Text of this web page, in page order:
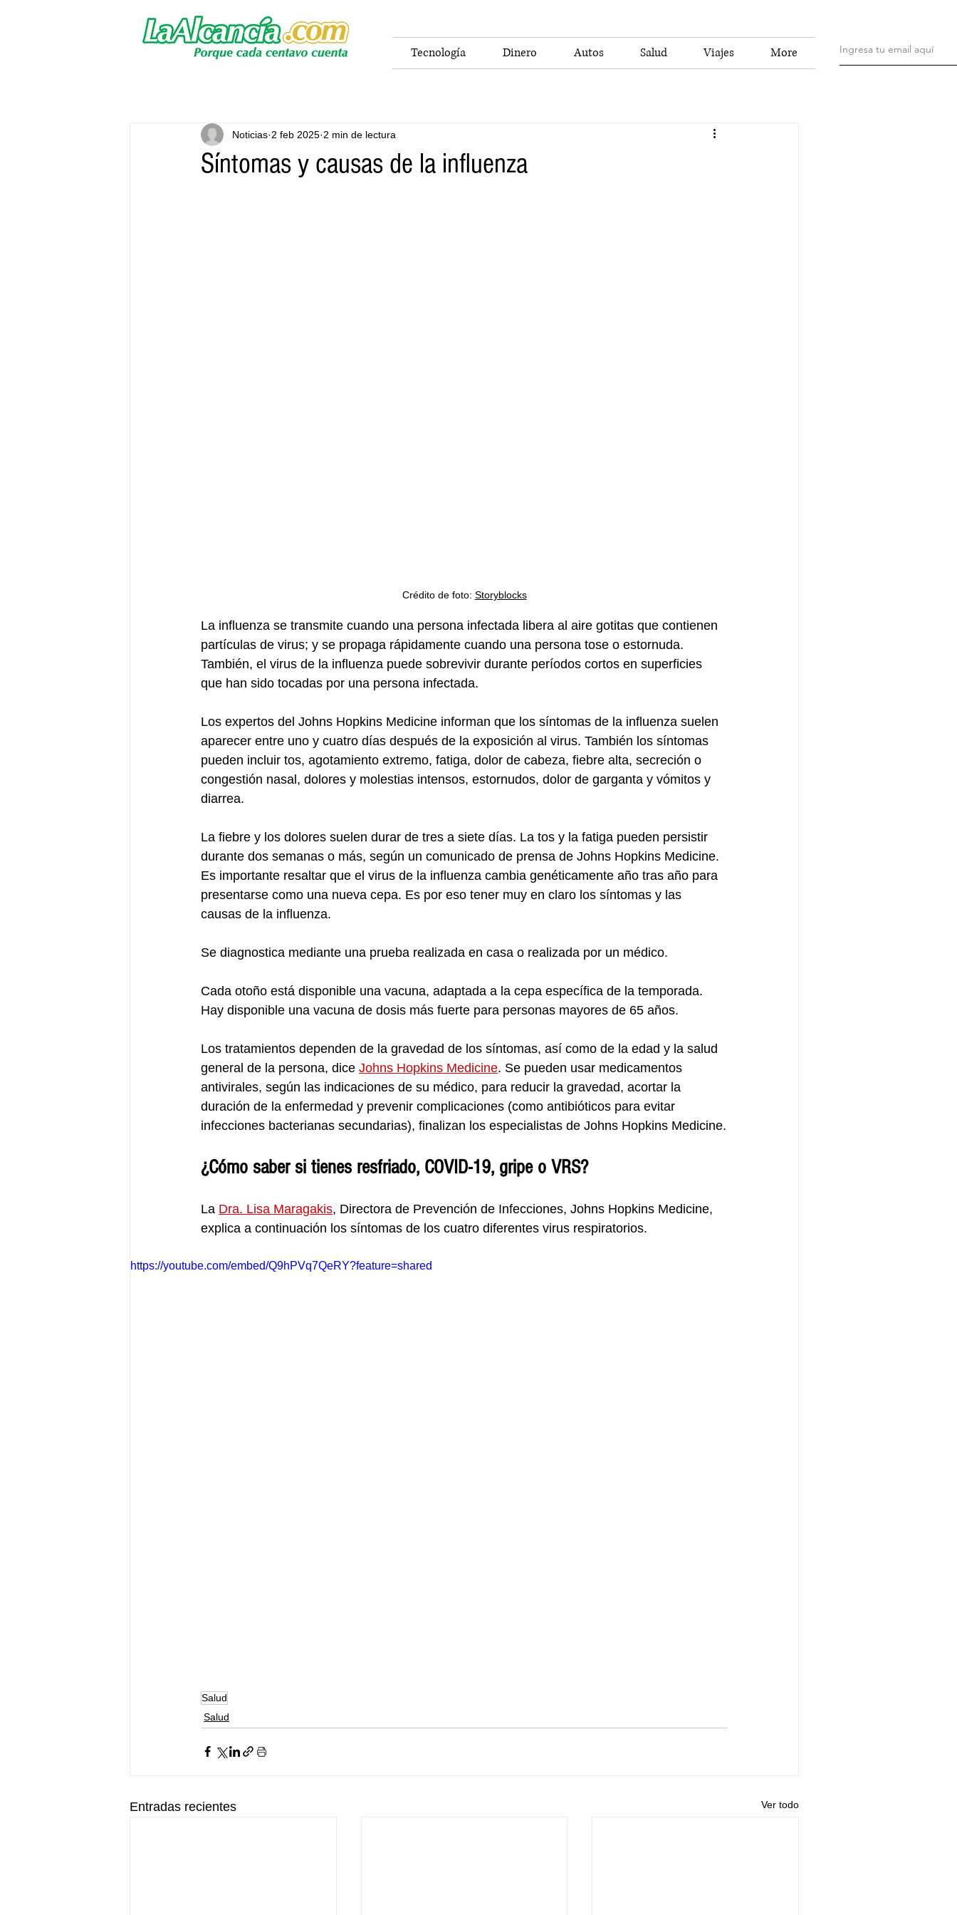
Tecnología Dinero Autos Salud Viajes More
Síntomas y causas de la influenza
Noticias 2 feb 2025 2 min de lectura
Crédito de foto: Storyblocks
La influenza se transmite cuando una persona infectada libera al aire gotitas que contienen
partículas de virus; y se propaga rápidamente cuando una persona tose o estornuda.
También, el virus de la influenza puede sobrevivir durante períodos cortos en superficies
que han sido tocadas por una persona infectada.
Los expertos del Johns Hopkins Medicine informan que los síntomas de la influenza suelen
aparecer entre uno y cuatro días después de la exposición al virus. También los síntomas
pueden incluir tos, agotamiento extremo, fatiga, dolor de cabeza, fiebre alta, secreción o
congestión nasal, dolores y molestias intensos, estornudos, dolor de garganta y vómitos y
diarrea.
La fiebre y los dolores suelen durar de tres a siete días. La tos y la fatiga pueden persistir
durante dos semanas o más, según un comunicado de prensa de Johns Hopkins Medicine.
Es importante resaltar que el virus de la influenza cambia genéticamente año tras año para
presentarse como una nueva cepa. Es por eso tener muy en claro los síntomas y las
causas de la influenza.
Se diagnostica mediante una prueba realizada en casa o realizada por un médico.
Cada otoño está disponible una vacuna, adaptada a la cepa específica de la temporada.
Hay disponible una vacuna de dosis más fuerte para personas mayores de 65 años.
Los tratamientos dependen de la gravedad de los síntomas, así como de la edad y la salud
general de la persona, dice Johns Hopkins Medicine. Se pueden usar medicamentos
antivirales, según las indicaciones de su médico, para reducir la gravedad, acortar la
duración de la enfermedad y prevenir complicaciones (como antibióticos para evitar
infecciones bacterianas secundarias), finalizan los especialistas de Johns Hopkins Medicine.
¿Cómo saber si tienes resfriado, COVID-19, gripe o VRS?
La Dra. Lisa Maragakis, Directora de Prevención de Infecciones, Johns Hopkins Medicine,
explica a continuación los síntomas de los cuatro diferentes virus respiratorios.
https://youtube.com/embed/Q9hPVq7QeRY?feature=shared
Salud
Salud
Entradas recientes Ver todo